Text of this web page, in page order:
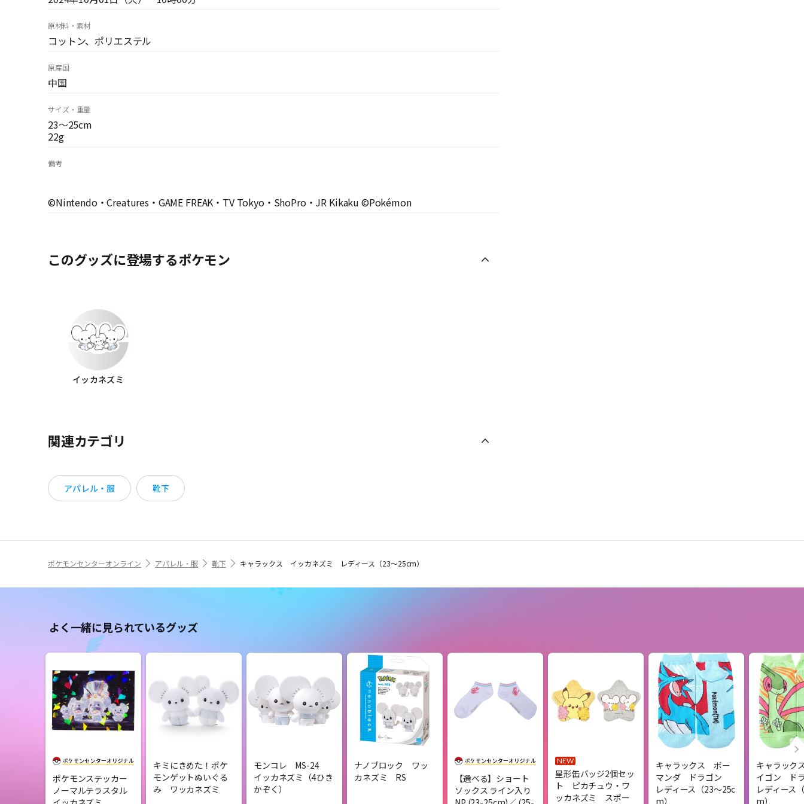
原材料・素材
コットン、ポリエステル
原産国
中国
サイズ・重量
23～25cm
22g
備考
©Nintendo・Creatures・GAME FREAK・TV Tokyo・ShoPro・JR Kikaku ©Pokémon
このグッズに登場するポケモン
イッカネズミ
関連カテゴリ
アパレル・服 靴下
ポケモンセンターオンライン アパレル・服 靴下 キャラックス イッカネズミ レディース（23～25cm）
よく一緒に見られているグッズ
ポケモンステッカー
ノーマルテラスタル
キミにきめた！ポケ
モンゲットぬいぐる
み ワッカネズミ
モンコレ MS-24
イッカネズミ（4ひき
かぞく）
ナノブロック ワッ
カネズミ RS
【選べる】ショート
ソックス ライン入り
NEW
星形缶バッジ2個セッ
ト ピカチュウ・ワ
ッカネズミ スポー
キャラックス ボー
マンダ ドラゴン
レディース（23～25c
m）
キャラック
イゴン ド
レディース
m）